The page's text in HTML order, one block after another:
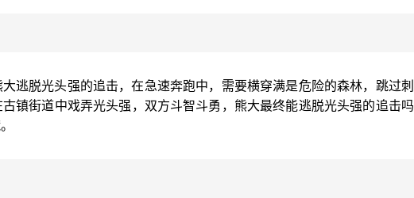
逃脱光头强的追击，在急速奔跑中，需要横穿满是危险的森林，跳过
镇街道中戏弄光头强，双方斗智斗勇，熊大最终能逃脱光头强的追击吗